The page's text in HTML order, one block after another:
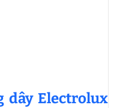
dây Electrolux